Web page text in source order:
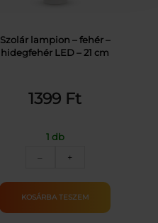
Szolár lampion – fehér –
hidegfehér LED – 21 cm
1399 Ft
1 db
–
–
fehér
+
KOSÁRBA TESZEM